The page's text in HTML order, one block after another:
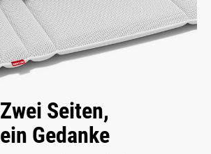
Zwei Seiten,
ein Gedanke